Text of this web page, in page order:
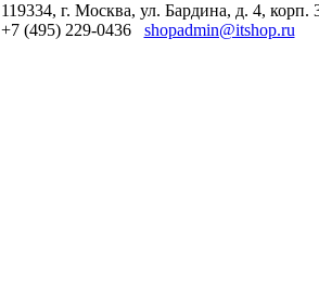
119334, г. Москва, ул. Бардина, д. 4, корп.
+7 (495) 229-0436 shopadmin@itshop.ru